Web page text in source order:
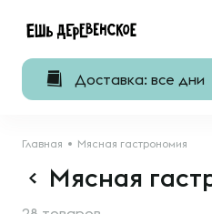
Доставка: все дни
Главная Мясная гастрономия
Мясная